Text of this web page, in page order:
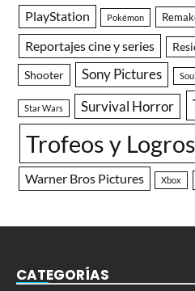
PlayStation Pokémon
Reportajes cine y series
Shooter Sony Pictures
Star Wars Survival Horror
Trofeos y Logros
Warner Bros Pictures Xbox
CATEGORÍAS